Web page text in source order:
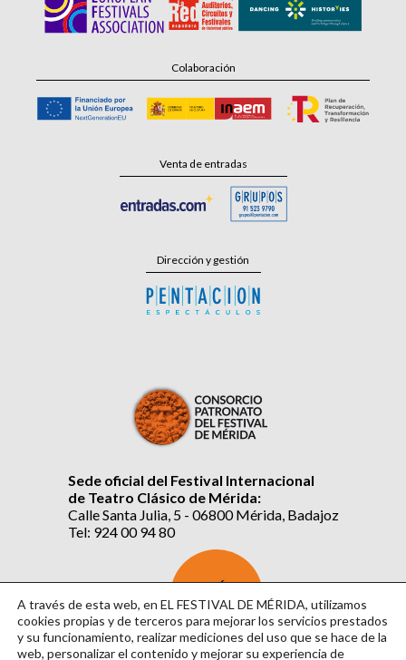
Colaboración
Venta de entradas
Dirección y gestión
Sede oficial del Festival Internacional
de Teatro Clásico de Mérida:
Calle Santa Julia, 5 - 06800 Mérida, Badajoz
Tel: 924 00 94 80
AL BOLETÍN
A través de esta web, en EL FESTIVAL DE MÉRIDA, utilizamos
cookies propias y de terceros para mejorar los servicios prestados
y su funcionamiento, realizar mediciones del uso que se hace de la
web, personalizar el contenido y mejorar su experiencia de